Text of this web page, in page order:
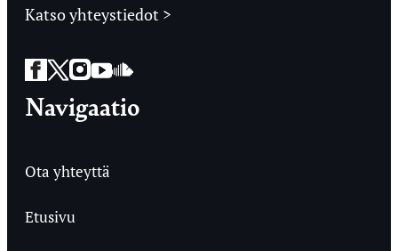
Katso yhteystiedot >
Facebook
Twitter
Instagram
YouTube
SoundCloud
Navigaatio
Ota yhteyttä
Etusivu